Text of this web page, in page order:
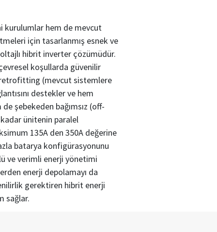
kurulumlar hem de mevcut
için tasarlanmış esnek ve
hibrit inverter çözümüdür.
koşullarda güvenilir
(mevcut sistemlere
destekler ve hem
şebekeden bağımsız (off-
ünitenin paralel
135A den 350A değerine
batarya konfigürasyonunu
ve verimli enerji yönetimi
enerji depolamayı da
gerektiren hibrit enerji
sağlar.